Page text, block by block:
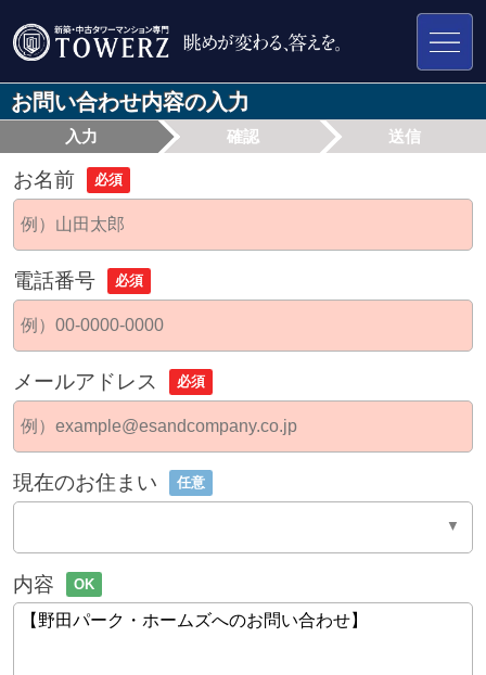
お問い合わせ内容の入力
入力 確認 送信
お名前 必須
電話番号 必須
メールアドレス 必須
現在のお住まい 任意
内容 OK